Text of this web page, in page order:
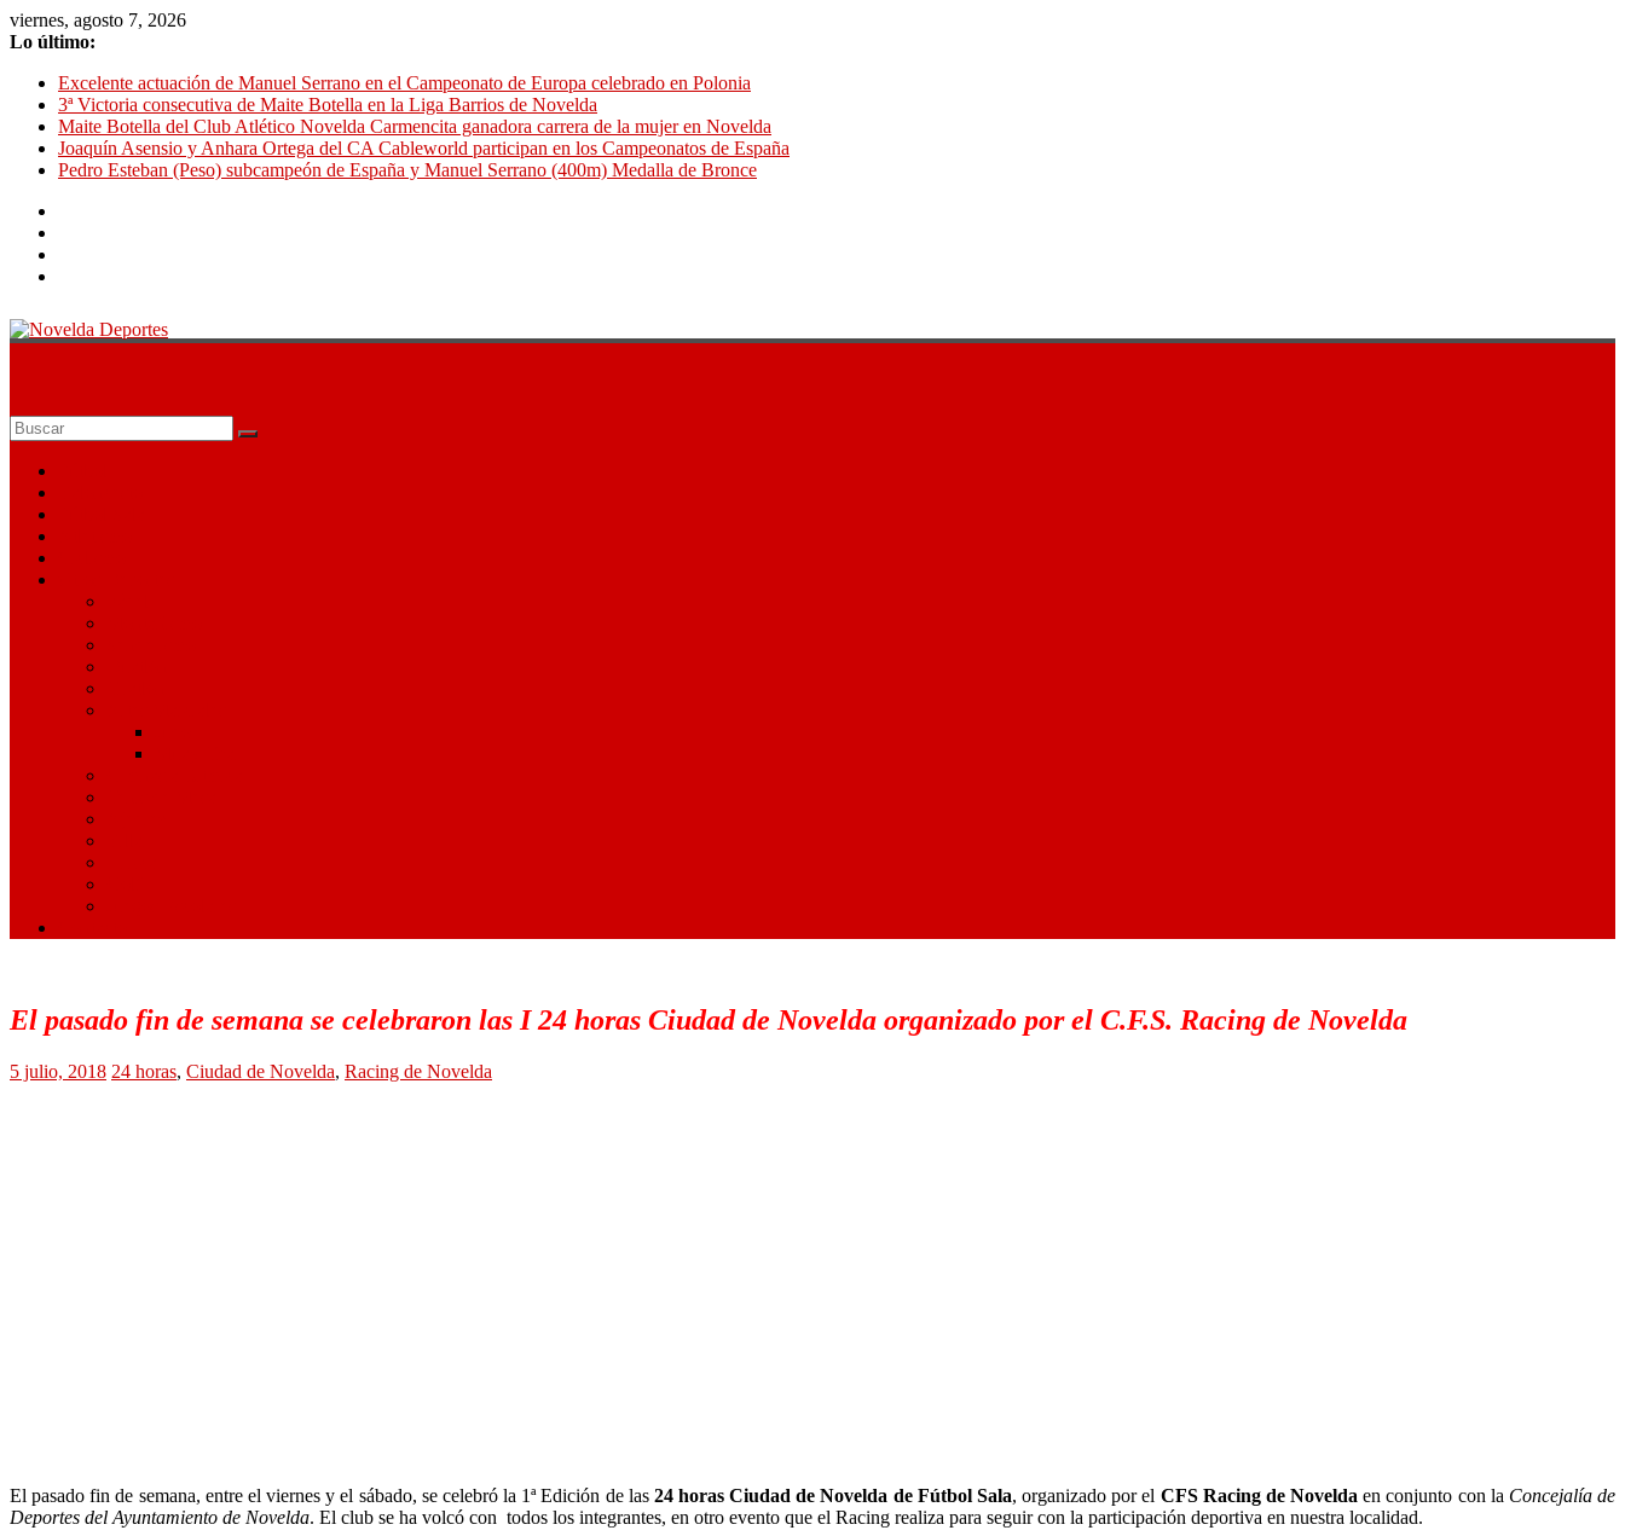
Saltar
al
viernes, agosto 7, 2026
Lo último:
Excelente actuación de Manuel Serrano en el Campeonato de Europa celebrado en Polonia
3ª Victoria consecutiva de Maite Botella en la Liga Barrios de Novelda
Maite Botella del Club Atlético Novelda Carmencita ganadora carrera de la mujer en Novelda
Joaquín Asensio y Anhara Ortega del CA Cableworld participan en los Campeonatos de España
Pedro Esteban (Peso) subcampeón de España y Manuel Serrano (400m) Medalla de Bronce
Pasión
nuestro
deporte
El pasado fin de semana se celebraron las I 24 horas Ciudad de Novelda organizado por el C.F.S. Racing de Novelda
5 julio, 2018 24 horas, Ciudad de Novelda, Racing de Novelda
El pasado fin de semana, entre el viernes y el sábado, se celebró la 1ª Edición de las 24 horas Ciudad de Novelda de Fútbol Sala, organizado por el CFS Racing de Novelda en conjunto con la Concejalía de
Deportes del Ayuntamiento de Novelda. El club se ha volcó con todos los integrantes, en otro evento que el Racing realiza para seguir con la participación deportiva en nuestra localidad.